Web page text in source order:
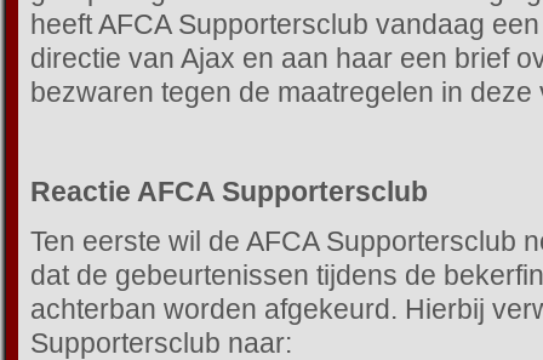
heeft AFCA Supportersclub vandaag
directie van Ajax en aan haar een brief
bezwaren tegen de maatregelen in deze
Reactie AFCA Supportersclub
Ten eerste wil de AFCA Supportersclub
dat de gebeurtenissen tijdens de
achterban worden afgekeurd. Hierbij
Supportersclub naar: